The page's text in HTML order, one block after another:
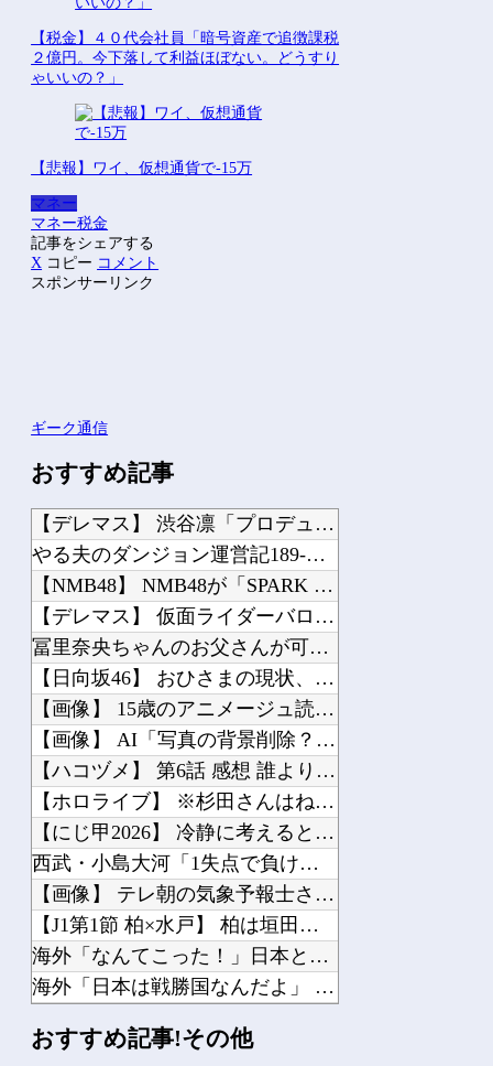
【税金】４０代会社員「暗号資産で追徴課税
２億円。今下落して利益ほぼない。どうすり
ゃいいの？」
【悲報】ワイ、仮想通貨で-15万
マネー
マネー税金
記事をシェアする
X コピー コメント
スポンサーリンク
ギーク通信
おすすめ記事
【デレマス】 渋谷凛「プロデューサーは何派？」
やる夫のダンジョン運営記189-雑談所ネタ 第123話「なぜなにキャス狐さん・世...
【NMB48】 NMB48が「SPARK 2026 in YAMANAKAKO」...
【デレマス】 仮面ライダーバロンＰ第２話「蒼翼の乙女」
冨里奈央ちゃんのお父さんが可哀想すぎるｗ【乃木坂46】
【日向坂46】 おひさまの現状、これは否定できない・・・
【画像】 15歳のアニメージュ読者（たぶん女の子）、うっかりガンダム富野に質問し...
【画像】 AI「写真の背景削除？ガンプラの箱追加しといてあげよ????」
【ハコヅメ】 第6話 感想 誰よりも早く！【～交番女子の逆襲～】
【ホロライブ】 ※杉田さんはねっ子神です
【にじ甲2026】 冷静に考えるとなんだこのえっっっな格好は…？
西武・小島大河「1失点で負け投手にするのは野手として良くない」
【画像】 テレ朝の気象予報士さん、意外と小さかった
【J1第1節 柏×水戸】 柏は垣田先制弾＆小泉ミドルで新シーズンを白星スタート！...
海外「なんてこった！」日本とドイツの病院食のあまりの差に海外が大騒ぎ
海外「日本は戦勝国なんだよ」 戦後の日本人の特別な生き様に各国から称賛の声
おすすめ記事!その他